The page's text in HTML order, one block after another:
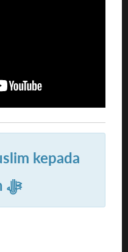
kepada
Allah ﷻ